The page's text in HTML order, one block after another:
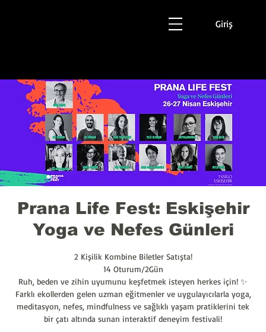
Giriş
Prana Life Fest: Eskişehir
Yoga ve Nefes Günleri
2 Kişilik Kombine Biletler Satışta!
14 Oturum/2Gün
Ruh, beden ve zihin uyumunu keşfetmek isteyen herkes için! ✨
Farklı ekollerden gelen uzman eğitmenler ve uygulayıcılarla yoga,
meditasyon, nefes, mindfulness ve sağlıklı yaşam pratiklerini tek
bir çatı altında sunan interaktif deneyim festivali!